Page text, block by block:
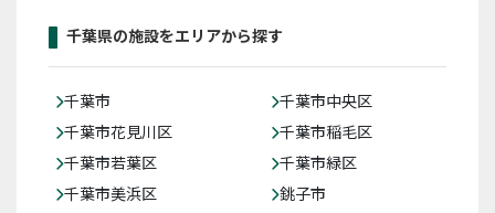
千葉県の施設をエリアから探す
千葉市
千葉市中央区
千葉市花見川区
千葉市稲毛区
千葉市若葉区
千葉市緑区
千葉市美浜区
銚子市